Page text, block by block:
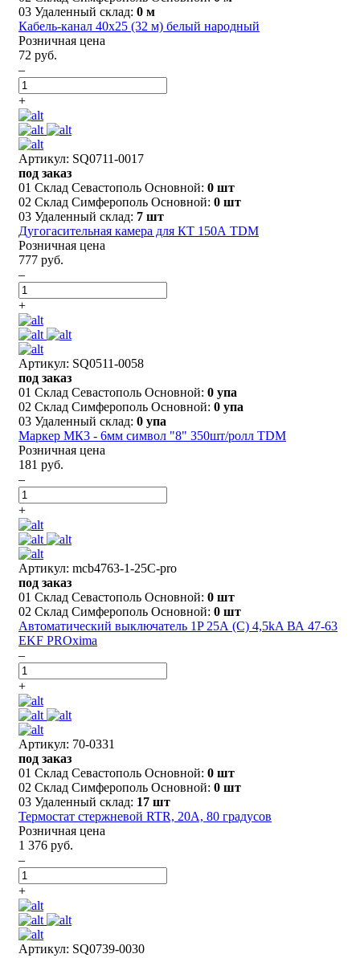
03 Удаленный склад: 0 м
Кабель-канал 40х25 (32 м) белый народный
Розничная цена
72 руб.
–
+
Артикул: SQ0711-0017
под заказ
01 Склад Севастополь Основной: 0 шт
02 Склад Симферополь Основной: 0 шт
03 Удаленный склад: 7 шт
Дугогасительная камера для КТ 150А TDM
Розничная цена
777 руб.
–
+
Артикул: SQ0511-0058
под заказ
01 Склад Севастополь Основной: 0 упа
02 Склад Симферополь Основной: 0 упа
03 Удаленный склад: 0 упа
Маркер МК3 - 6мм символ "8" 350шт/ролл TDM
Розничная цена
181 руб.
–
+
Артикул: mcb4763-1-25C-pro
под заказ
01 Склад Севастополь Основной: 0 шт
02 Склад Симферополь Основной: 0 шт
Автоматический выключатель 1P 25А (C) 4,5kA ВА 47-63
EKF PROxima
–
+
Артикул: 70-0331
под заказ
01 Склад Севастополь Основной: 0 шт
02 Склад Симферополь Основной: 0 шт
03 Удаленный склад: 17 шт
Термостат стержневой RTR, 20А, 80 градусов
Розничная цена
1 376 руб.
–
+
Артикул: SQ0739-0030